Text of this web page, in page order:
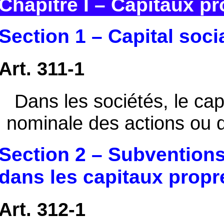
I – Capitaux
1 – Capital
311-1
Dans les sociétés, le
nominale des actions ou
2 –
les capitaux
312-1